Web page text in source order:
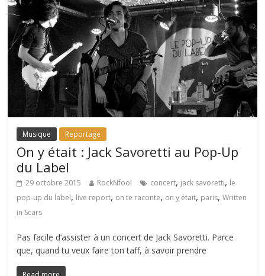
Musique Reportage
On y était : Jack Savoretti au Pop-Up
du Label
29 octobre 2015 RockNfool concert, jack savoretti, le
pop-up du label, live report, on te raconte, on y était, paris,Written
in Scars
Pas facile d’assister à un concert de Jack Savoretti. Parce
que, quand tu veux faire ton taff, à savoir prendre